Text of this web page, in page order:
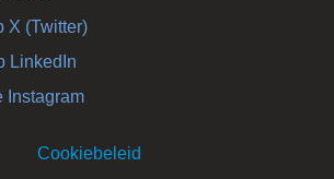
X (Twitter)
LinkedIn
Instagram
Cookiebeleid